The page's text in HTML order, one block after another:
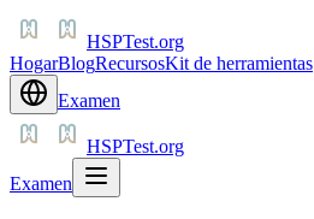
HSPTest.org
HogarBlogRecursosKit de herramientas
Examen
HSPTest.org
Examen